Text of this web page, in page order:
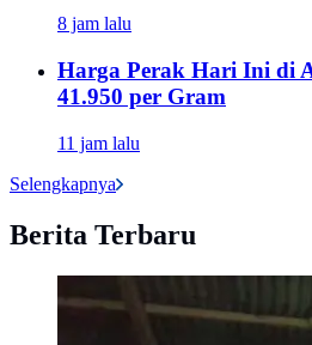
8 jam lalu
Harga Perak Hari Ini di
41.950 per Gram
11 jam lalu
Selengkapnya
Berita Terbaru